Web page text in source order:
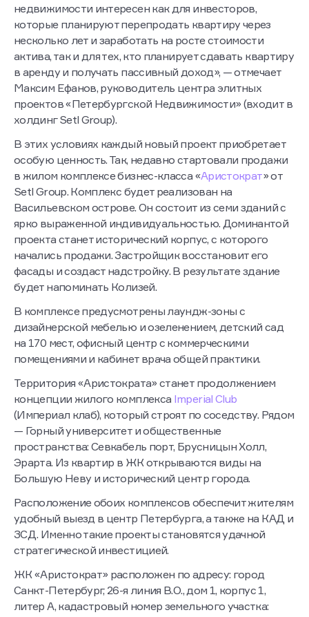
недвижимости интересен как для инвесторов,
которые планируют перепродать квартиру через
несколько лет и заработать на росте стоимости
актива, так и для тех, кто планирует сдавать квартиру
в аренду и получать пассивный доход», — отмечает
Максим Ефанов, руководитель центра элитных
проектов «Петербургской Недвижимости» (входит в
холдинг Setl Group).
В этих условиях каждый новый проект приобретает
особую ценность. Так, недавно стартовали продажи
в жилом комплексе бизнес-класса «Аристократ» от
Setl Group. Комплекс будет реализован на
Васильевском острове. Он состоит из семи зданий с
ярко выраженной индивидуальностью. Доминантой
проекта станет исторический корпус, с которого
начались продажи. Застройщик восстановит его
фасады и создаст надстройку. В результате здание
будет напоминать Колизей.
В комплексе предусмотрены лаундж-зоны с
дизайнерской мебелью и озеленением, детский сад
на 170 мест, офисный центр с коммерческими
помещениями и кабинет врача общей практики.
Территория «Аристократа» станет продолжением
концепции жилого комплекса Imperial Club
(Империал клаб), который строят по соседству. Рядом
— Горный университет и общественные
пространства: Севкабель порт, Брусницын Холл,
Эрарта. Из квартир в ЖК открываются виды на
Большую Неву и исторический центр города.
Расположение обоих комплексов обеспечит жителям
удобный выезд в центр Петербурга, а также на КАД и
ЗСД. Именно такие проекты становятся удачной
стратегической инвестицией.
ЖК «Аристократ» расположен по адресу: город
Санкт-Петербург, 26-я линия В.О., дом 1, корпус 1,
литер А, кадастровый номер земельного участка: